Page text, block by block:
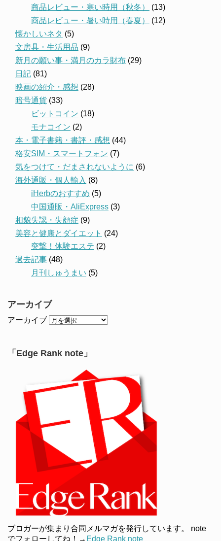
商品レビュー・寒い時用（秋冬）
(13)
商品レビュー・暑い時用（春夏）
(12)
懐かしいネタ (5)
文房具・生活用品 (9)
新月の願い事・満月のカラ財布 (29)
日記 (81)
映画の紹介・感想 (28)
暗号通貨 (33)
ビットコイン (18)
モナコイン (2)
本・電子書籍・書評・感想 (44)
格安SIM・スマートフォン (7)
気をつけて・だまされないように (6)
海外通販・個人輸入 (8)
iHerbのおすすめ (5)
中国通販・AliExpress (3)
相貌失認・失顔症 (9)
美容と健康とダイエット (24)
突撃！体験エステ (2)
過去記事 (48)
月刊しゅうまい (5)
アーカイブ
アーカイブ
「Edge Rank note」
ブロガーが集まり合同メルマガを発行しています。 note
でフォローしてね！→ Edge Rank note